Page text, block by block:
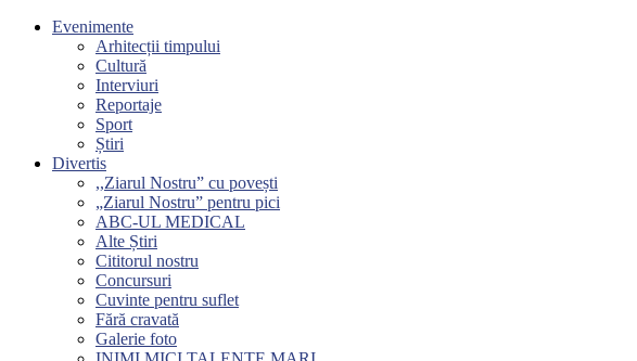
Evenimente
Arhitecții timpului
Cultură
Interviuri
Reportaje
Sport
Știri
Divertis
,,Ziarul Nostru” cu povești
„Ziarul Nostru” pentru pici
ABC-UL MEDICAL
Alte Știri
Cititorul nostru
Concursuri
Cuvinte pentru suflet
Fără cravată
Galerie foto